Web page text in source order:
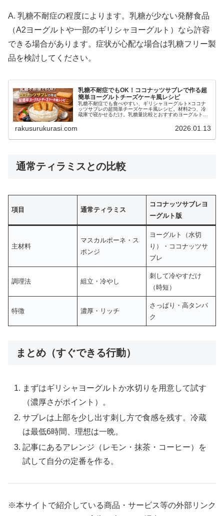
A. 乳糖不耐症の程度によります。乳糖が少ない発酵食品
（A2ヨーグルトや一部のギリシャヨーグルト）なら許容
できる場合があります。症状が心配な場合は乳糖フリー製
品を検討してください。
乳糖不耐症でもOK！ココナッツサブレで作る超
簡単ヨーグルトチーズケーキ風レシピ
乳糖不耐症でも食べやすい、ギリシャヨーグルト×ココナ
ッツサブレの超簡単チーズケーキ風レシピ。材料2つ、冷
蔵庫で寝かせるだけ。乳糖量比較とおすすめヨーグルトも
rakusurukurasi.com 2026.01.13
通常ティラミスとの比較
項目 通常ティラミス
ココナッツサブレヨ
ーグルト版
主材料
マスカルポーネ・ス
ポンジ
ヨーグルト（水切
り）・ココナッツサ
ブレ
調理法 組立・冷やし
刺して冷やすだけ
（時短）
特徴 濃厚・リッチ
さっぱり・高タンパ
ク
まとめ（すぐできる行動）
まずはギリシャヨーグルトか水切りを用意して試す
（濃厚さがポイント）。
サブレは上部を少し出す刺し方で食感を残す。冷蔵
は最低6時間、理想は一晩。
記事にあるアレンジ（レモン・抹茶・コーヒー）を
試して自分の定番を作る。
※本サイトで紹介している商品・サービス等の外部リンク